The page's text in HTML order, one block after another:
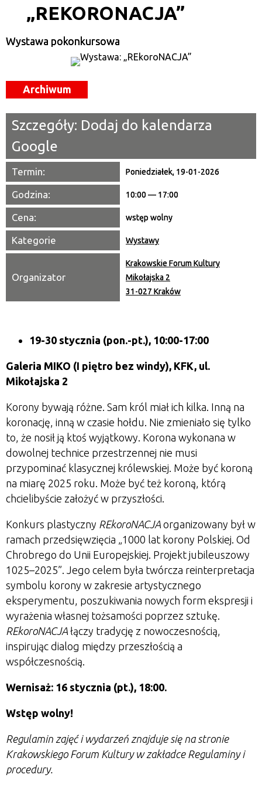
Kategoria
Trwające w zakresie
—
Organizator
„REKORONACJA”
Wystawa pokonkursowa
Archiwum
Szczegóły: Dodaj do kalendarza
Google
Termin: Poniedziałek, 19-01-2026
Godzina: 10:00 — 17:00
Cena: wstęp wolny
Kategorie Wystawy
Organizator
Krakowskie Forum Kultury
Mikołajska 2
31-027 Kraków
19-30 stycznia (pon.-pt.), 10:00-17:00
Galeria MIKO (I piętro bez windy), KFK, ul.
Mikołajska 2
Korony bywają różne. Sam król miał ich kilka. Inną na
koronację, inną w czasie hołdu. Nie zmieniało się tylko
to, że nosił ją ktoś wyjątkowy. Korona wykonana w
dowolnej technice przestrzennej nie musi
przypominać klasycznej królewskiej. Może być koroną
na miarę 2025 roku. Może być też koroną, którą
chcielibyście założyć w przyszłości.
Konkurs plastyczny REkoroNACJA organizowany był w
ramach przedsięwzięcia „1000 lat korony Polskiej. Od
Chrobrego do Unii Europejskiej. Projekt jubileuszowy
1025–2025”. Jego celem była twórcza reinterpretacja
symbolu korony w zakresie artystycznego
eksperymentu, poszukiwania nowych form ekspresji i
wyrażenia własnej tożsamości poprzez sztukę.
REkoroNACJA łączy tradycję z nowoczesnością,
inspirując dialog między przeszłością a
współczesnością.
Wernisaż: 16 stycznia (pt.), 18:00.
Wstęp wolny!
Regulamin zajęć i wydarzeń znajduje się na stronie
Krakowskiego Forum Kultury w zakładce Regulaminy i
procedury.